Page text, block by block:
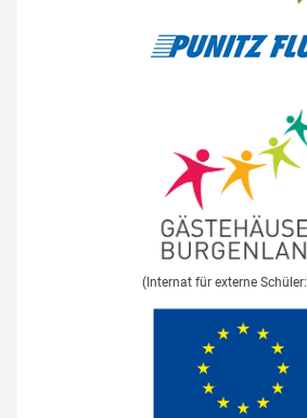
(Internat für externe